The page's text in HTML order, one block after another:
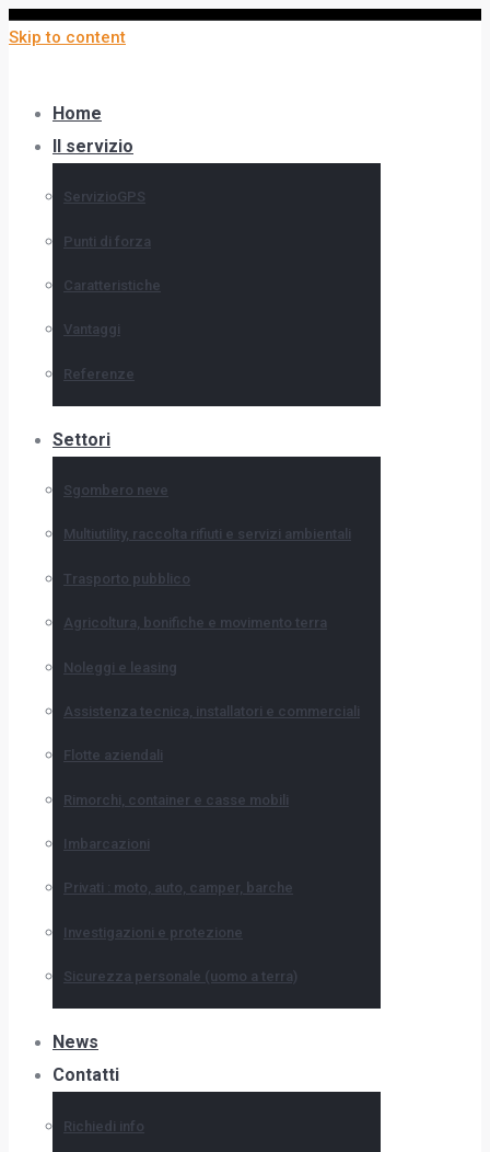
Skip to content
Home
Il servizio
ServizioGPS
Punti di forza
Caratteristiche
Vantaggi
Referenze
Settori
Sgombero neve
Multiutility, raccolta rifiuti e servizi ambientali
Trasporto pubblico
Agricoltura, bonifiche e movimento terra
Noleggi e leasing
Assistenza tecnica, installatori e commerciali
Flotte aziendali
Rimorchi, container e casse mobili
Imbarcazioni
Privati : moto, auto, camper, barche
Investigazioni e protezione
Sicurezza personale (uomo a terra)
News
Contatti
Richiedi info